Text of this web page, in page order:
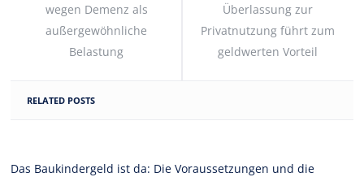
wegen Demenz als
außergewöhnliche
Belastung
Überlassung zur
Privatnutzung führt zum
geldwerten Vorteil
RELATED POSTS
Das Baukindergeld ist da: Die Voraussetzungen und die